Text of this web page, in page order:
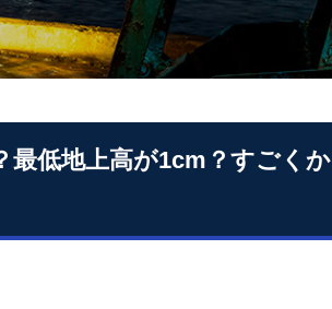
最低地上高が1cm？すごくか